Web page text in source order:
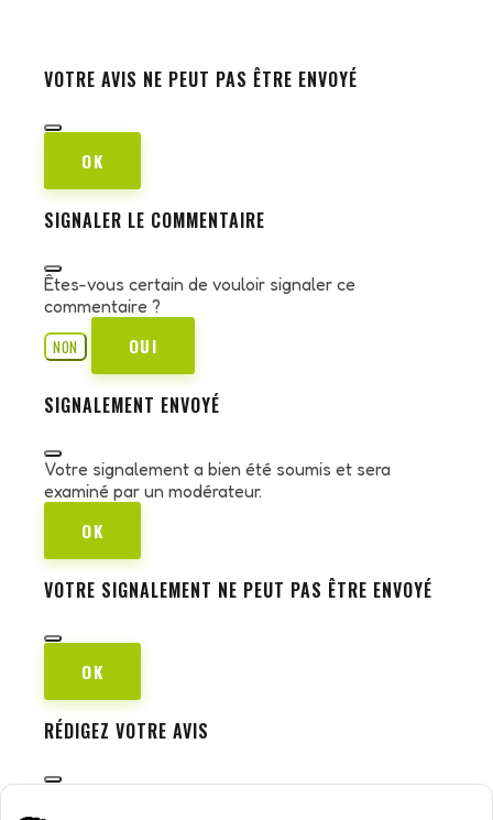
VOTRE AVIS NE PEUT PAS ÊTRE ENVOYÉ
OK
SIGNALER LE COMMENTAIRE
Êtes-vous certain de vouloir signaler ce
commentaire ?
NON
OUI
SIGNALEMENT ENVOYÉ
Votre signalement a bien été soumis et sera
examiné par un modérateur.
OK
VOTRE SIGNALEMENT NE PEUT PAS ÊTRE ENVOYÉ
OK
RÉDIGEZ VOTRE AVIS